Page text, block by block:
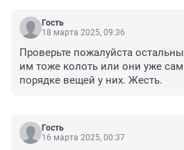
Гость
18 марта 2025, 09:36
Проверьте пожалуйста
им тоже колоть или они уже
порядке вещей у них. Жесть.
Гость
16 марта 2025, 00:37